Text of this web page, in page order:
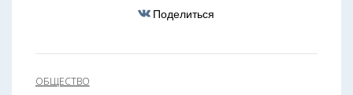
Поделиться
ОБЩЕСТВО